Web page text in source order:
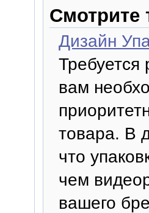
Смотрите
Дизайн
Требуется
вам
товара. В
что
чем
вашего